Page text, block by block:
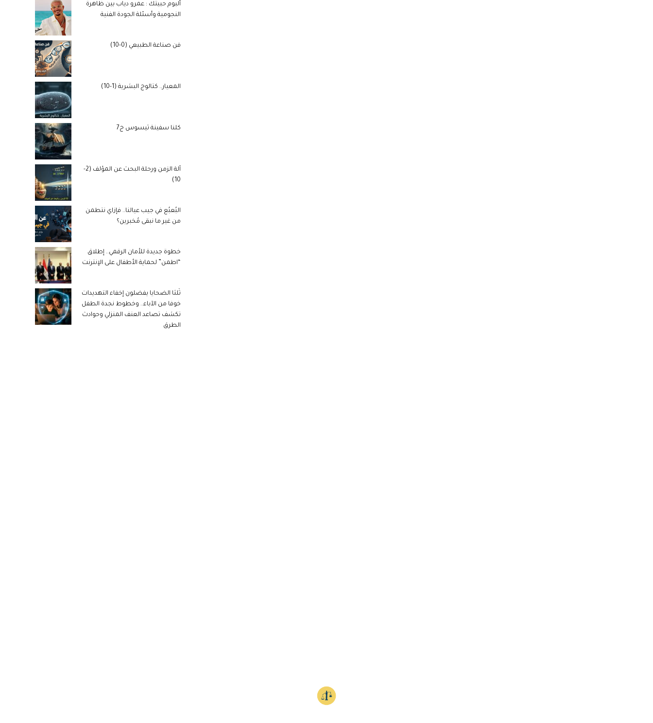
ألبوم حبيتك : عمرو دياب بين ظاهرة
النجومية وأسئلة الجودة الفنية
فن صناعة الطبيعي (0-10)
المعيار.. كتالوج البشرية (1-10)
كلنا سفينة ثيسوس ج7
آلة الزمن ورحلة البحث عن المؤلف (2-
10)
البُعبُع في جيب عيالنا.. فإزاي نتطمن
من غير ما نبقى مُخبرين؟
خطوة جديدة للأمان الرقمي.. إطلاق
“اطمن” لحماية الأطفال على الإنترنت
ثُلثا الضحايا يفضلون إخفاء التهديدات
خوفا من الآباء.. وخطوط نجدة الطفل
تكشف تصاعد العنف المنزلي وحوادث
الطرق